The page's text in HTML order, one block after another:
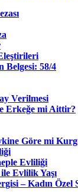
Belgesi: 58/4
Verilmesi
Erkeğe mi Aittir?
Göre mi
Evliliği
Evlilik Yaşı
– Kadın Özel